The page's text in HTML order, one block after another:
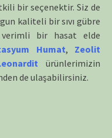
bir seçenektir. Siz de
kaliteli bir sıvı gübre
verimli bir hasat elde
Humat, Zeolit
ürünlerimizin
de ulaşabilirsiniz.